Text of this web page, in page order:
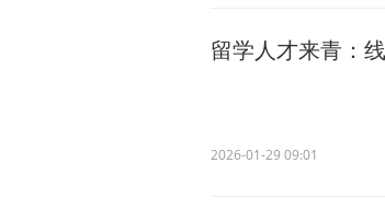
留学人才来青：
2026-01-29 09:01